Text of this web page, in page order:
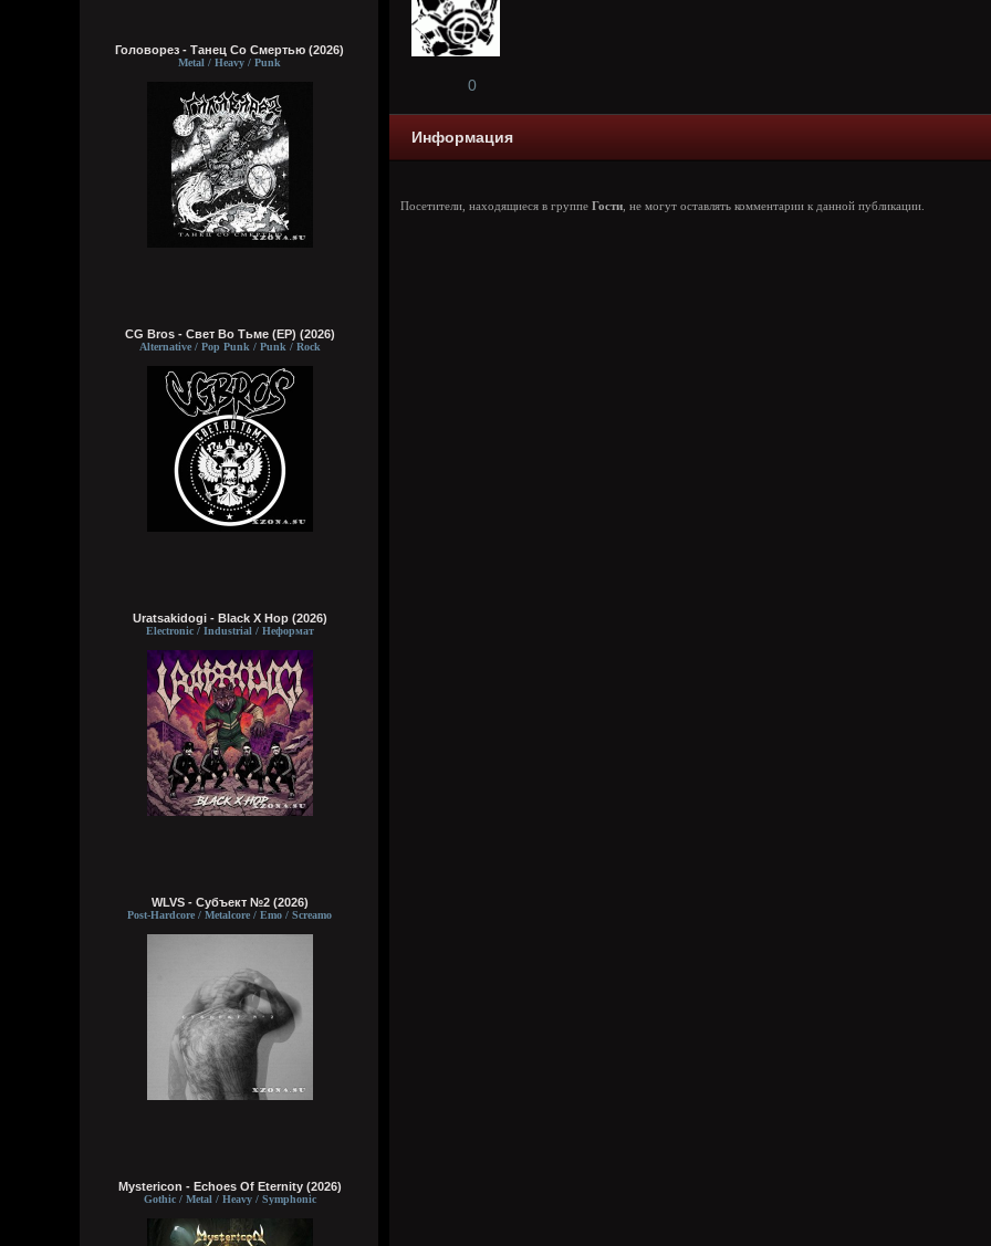
Головорез - Tанец Со Смертью (2026)
Metal / Heavy / Punk
CG Bros - Свет Во Тьме (EP) (2026)
Alternative / Pop Punk / Punk / Rock
Uratsakidogi - Black X Hop (2026)
Electronic / Industrial / Неформат
WLVS - Субъект №2 (2026)
Post-Hardcore / Metalcore / Emo / Screamo
Mystericon - Echoes Of Eternity (2026)
Gothic / Metal / Heavy / Symphonic
0
Информация
Посетители, находящиеся в группе Гости , не могут оставлять комментарии к данной публикации.